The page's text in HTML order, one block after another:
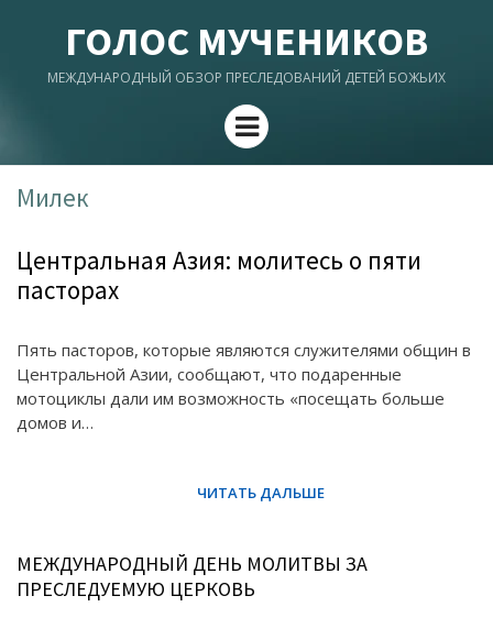
ГОЛОС МУЧЕНИКОВ
МЕЖДУНАРОДНЫЙ ОБЗОР ПРЕСЛЕДОВАНИЙ ДЕТЕЙ БОЖЬИХ
Menu
Милек
Центральная Азия: молитесь о пяти
пасторах
Пять пасторов, которые являются служителями общин в
Центральной Азии, сообщают, что подаренные
мотоциклы дали им возможность «посещать больше
домов и…
МЕЖДУНАРОДНЫЙ ДЕНЬ МОЛИТВЫ ЗА
ПРЕСЛЕДУЕМУЮ ЦЕРКОВЬ